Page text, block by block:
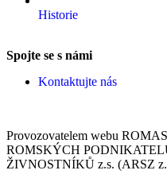
Historie
Spojte se s námi
Kontaktujte nás
Provozovatelem webu
ROMSKÝCH
ŽIVNOSTNÍKŮ z.s. (ARSZ